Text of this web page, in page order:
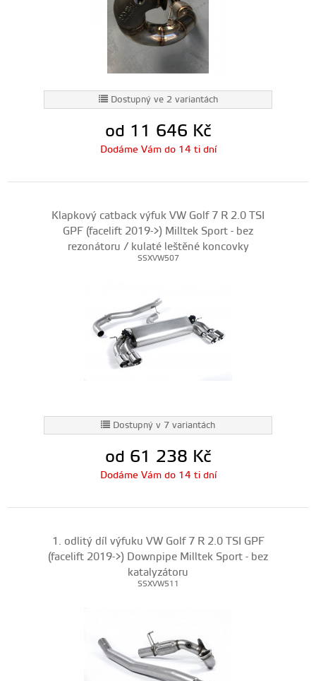
Dostupný ve 2 variantách
od 11 646 Kč
Dodáme Vám do 14 ti dní
Klapkový catback výfuk VW Golf 7 R 2.0 TSI
GPF (facelift 2019->) Milltek Sport - bez
rezonátoru / kulaté leštěné koncovky
SSXVW507
Dostupný v 7 variantách
od 61 238 Kč
Dodáme Vám do 14 ti dní
1. odlitý díl výfuku VW Golf 7 R 2.0 TSI GPF
(facelift 2019->) Downpipe Milltek Sport - bez
katalyzátoru
SSXVW511